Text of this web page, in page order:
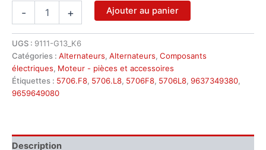
-
d'alternateur
Citroën
Peugeot
9637349380
9659649080
+ Ajouter au panier
UGS : 9111-G13_K6
Catégories : Alternateurs, Alternateurs, Composants
électriques, Moteur - pièces et accessoires
Étiquettes : 5706.F8, 5706.L8, 5706F8, 5706L8, 9637349380,
9659649080
Description